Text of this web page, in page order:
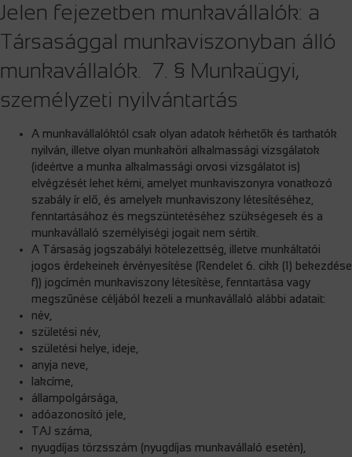
Jelen fejezetben munkavállalók: a
Társasággal munkaviszonyban álló
munkavállalók. 7. § Munkaügyi,
személyzeti nyilvántartás
A munkavállalóktól csak olyan adatok kérhetők és tarthatók
nyilván, illetve olyan munkaköri alkalmassági vizsgálatok
(ideértve a munka alkalmassági orvosi vizsgálatot is)
elvégzését lehet kérni, amelyet munkaviszonyra vonatkozó
szabály ír elő, és amelyek munkaviszony létesítéséhez,
fenntartásához és megszüntetéséhez szükségesek és a
munkavállaló személyiségi jogait nem sértik.
A Társaság jogszabályi kötelezettség, illetve munkáltatói
jogos érdekeinek érvényesítése (Rendelet 6. cikk (1) bekezdése
f)) jogcímén munkaviszony létesítése, fenntartása vagy
megszűnése céljából kezeli a munkavállaló alábbi adatait:
név,
születési név,
születési helye, ideje,
anyja neve,
lakcíme,
állampolgársága,
adóazonosító jele,
TAJ száma,
nyugdíjas törzsszám (nyugdíjas munkavállaló esetén),